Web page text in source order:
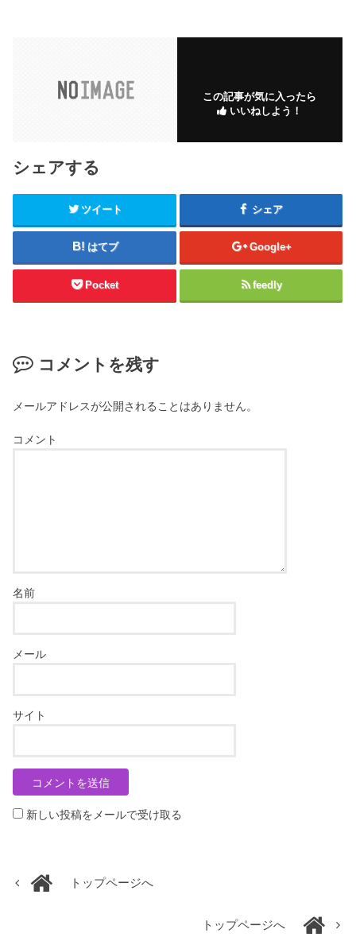
この記事が気に入ったら
いいねしよう！
シェアする
ツイート シェア
はてブ Google+
Pocket feedly
コメントを残す
メールアドレスが公開されることはありません。
コメント
名前
メール
サイト
新しい投稿をメールで受け取る
トップページへ
トップページへ